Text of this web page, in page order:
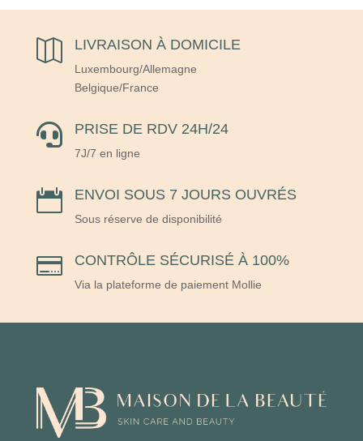
 LIVRAISON À DOMICILE
Luxembourg/Allemagne
Belgique/France
 PRISE DE RDV 24H/24
7J/7 en ligne
 ENVOI SOUS 7 JOURS OUVRÉS
Sous réserve de disponibilité
 CONTRÔLE SÉCURISÉ À 100%
Via la plateforme de paiement Mollie